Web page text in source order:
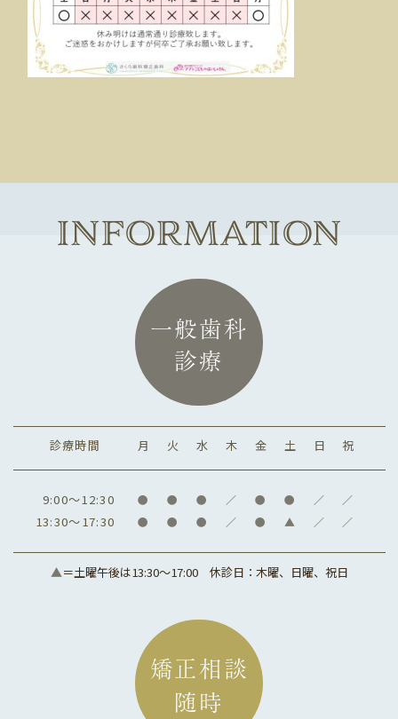
8月9日(日)～16日(日)
気になる症状のある方は早めの予約をお薦
めしております。
2026年度GWは下記の通りお休みいたしま
INFORMATION
一般歯科
診療
診療時間 月 火 水 木 金 土 日 祝
9:00～12:30 ● ● ● ／ ● ● ／ ／
13:30～17:30 ● ● ● ／ ● ▲ ／ ／
▲＝土曜午後は13:30〜17:00 休診日：木曜、日曜、祝日
矯正相談
随時